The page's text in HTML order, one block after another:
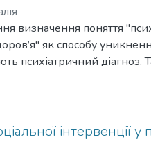
визначення поняття
як способу
психіатричний діагноз.
що пропонують
інтервенції